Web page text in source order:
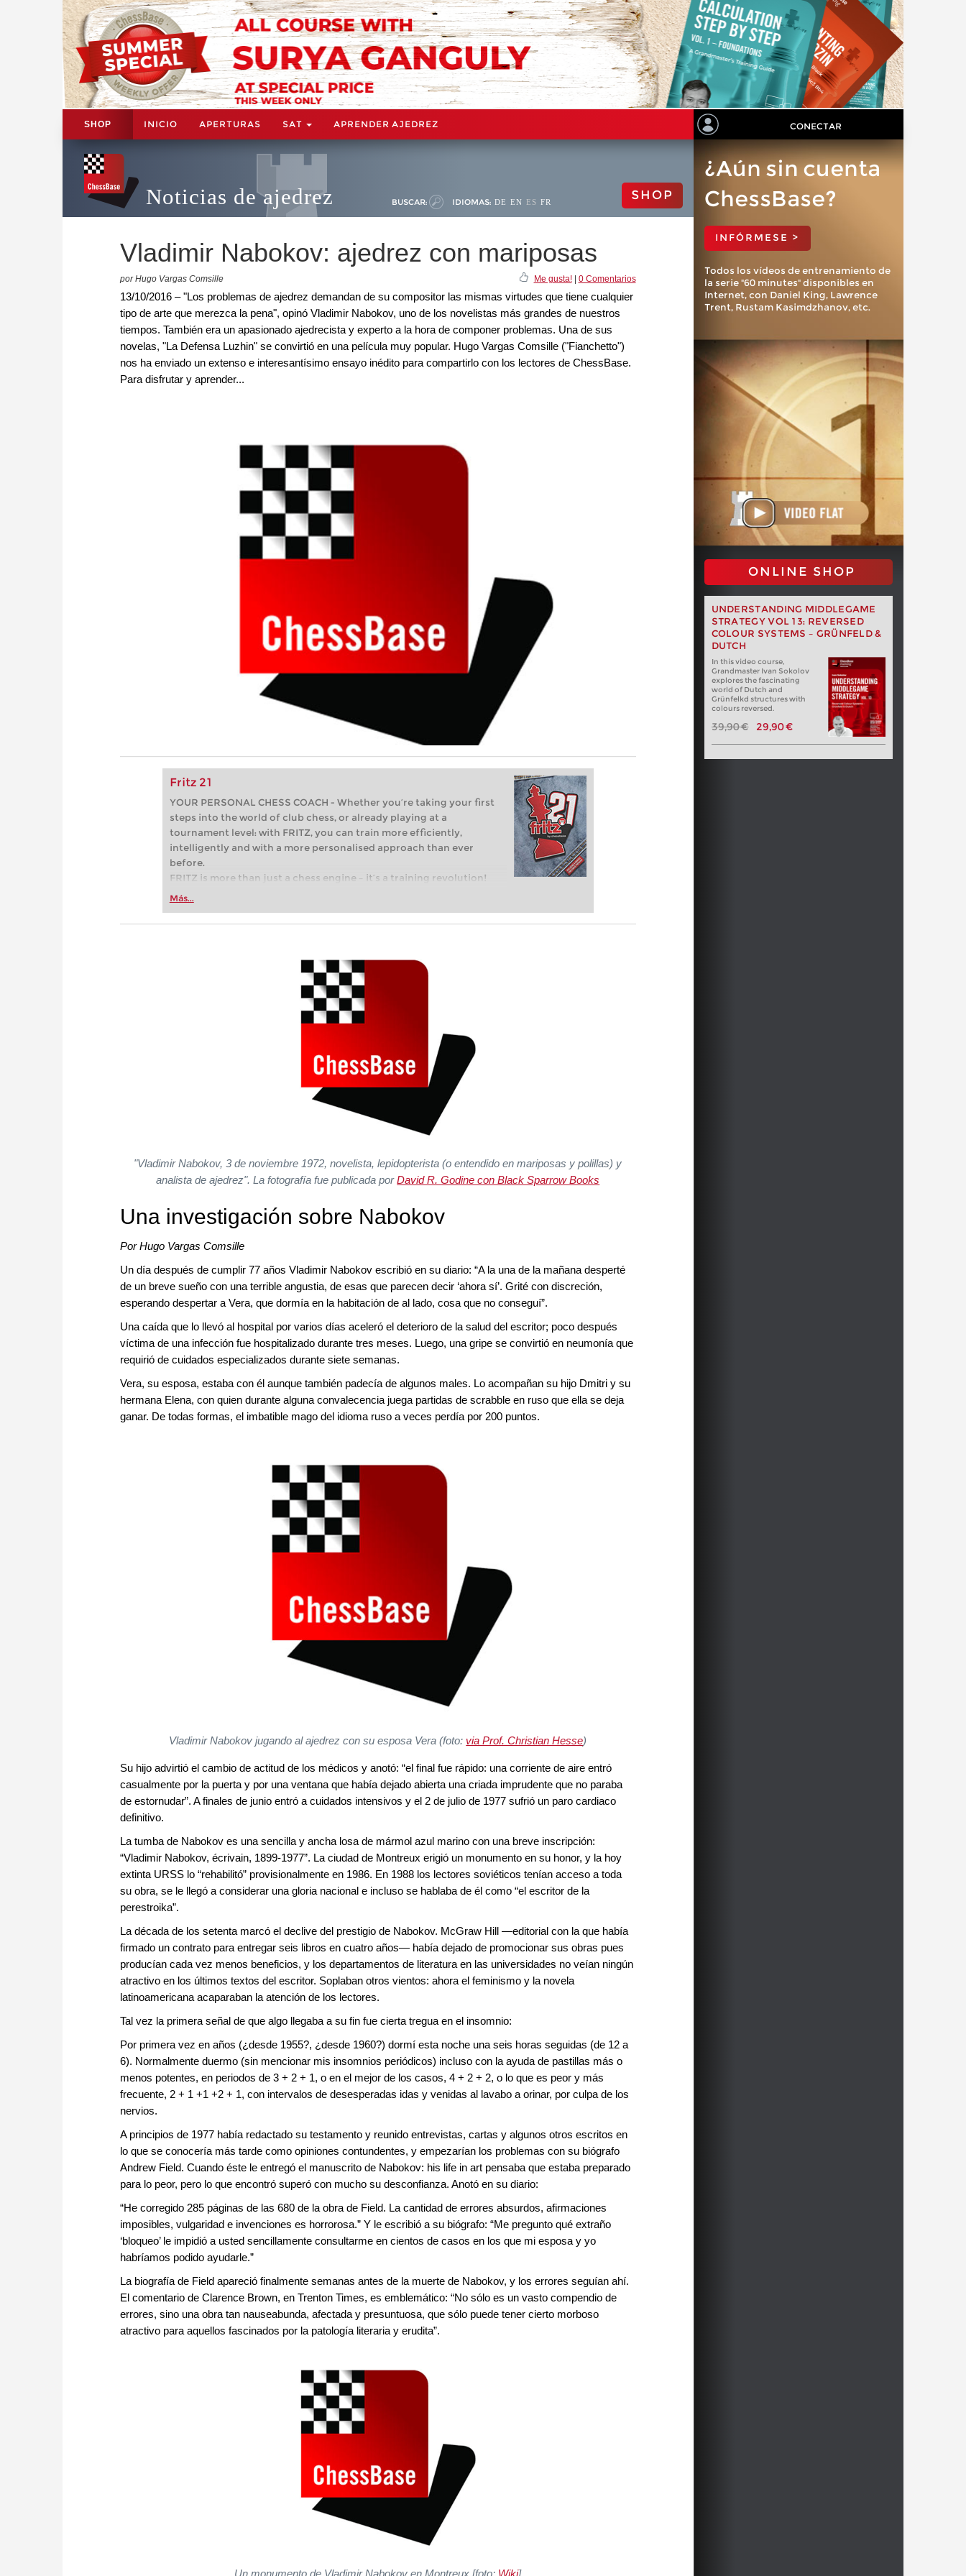
SHOP INICIO APERTURAS SAT APRENDER AJEDREZ CONECTAR
Noticias de ajedrez BUSCAR: IDIOMAS: DE EN ES FR SHOP
Vladimir Nabokov: ajedrez con mariposas
por Hugo Vargas Comsille Me gusta!| 0 Comentarios
13/10/2016 – "Los problemas de ajedrez demandan de su compositor las mismas virtudes que tiene cualquier
tipo de arte que merezca la pena", opinó Vladimir Nabokov, uno de los novelistas más grandes de nuestros
tiempos. También era un apasionado ajedrecista y experto a la hora de componer problemas. Una de sus
novelas, "La Defensa Luzhin" se convirtió en una película muy popular. Hugo Vargas Comsille ("Fianchetto")
nos ha enviado un extenso e interesantísimo ensayo inédito para compartirlo con los lectores de ChessBase.
Para disfrutar y aprender...
Fritz 21
YOUR PERSONAL CHESS COACH - Whether you’re taking your first
steps into the world of club chess, or already playing at a
tournament level: with FRITZ, you can train more efficiently,
intelligently and with a more personalised approach than ever
before.
FRITZ is more than just a chess engine – it’s a training revolution!
Whether you’re taking your first steps into the world of club chess,
more efficiently, intelligently and with a more personalised
Más...
¿Aún sin cuenta
ChessBase?
INFÓRMESE >
Todos los vídeos de entrenamiento de
la serie "60 minutes" disponibles en
Internet, con Daniel King, Lawrence
Trent, Rustam Kasimdzhanov, etc.
ONLINE SHOP
UNDERSTANDING MIDDLEGAME
STRATEGY VOL 13: REVERSED
COLOUR SYSTEMS – GRÜNFELD &
DUTCH
In this video course,
Grandmaster Ivan Sokolov
explores the fascinating
world of Dutch and
Grünfelkd structures with
colours reversed.
39,90 € 29,90 €
"Vladimir Nabokov, 3 de noviembre 1972, novelista, lepidopterista (o entendido en mariposas y polillas) y
analista de ajedrez". La fotografía fue publicada porDavid R. Godine con Black Sparrow Books
Una investigación sobre Nabokov
Por Hugo Vargas Comsille
Un día después de cumplir 77 años Vladimir Nabokov escribió en su diario: “A la una de la mañana desperté
de un breve sueño con una terrible angustia, de esas que parecen decir ‘ahora sí’. Grité con discreción,
esperando despertar a Vera, que dormía en la habitación de al lado, cosa que no conseguí”.
Una caída que lo llevó al hospital por varios días aceleró el deterioro de la salud del escritor; poco después
víctima de una infección fue hospitalizado durante tres meses. Luego, una gripe se convirtió en neumonía que
requirió de cuidados especializados durante siete semanas.
Vera, su esposa, estaba con él aunque también padecía de algunos males. Lo acompañan su hijo Dmitri y su
hermana Elena, con quien durante alguna convalecencia juega partidas de scrabble en ruso que ella se deja
ganar. De todas formas, el imbatible mago del idioma ruso a veces perdía por 200 puntos.
Vladimir Nabokov jugando al ajedrez con su esposa Vera (foto: via Prof. Christian Hesse)
Su hijo advirtió el cambio de actitud de los médicos y anotó: “el final fue rápido: una corriente de aire entró
casualmente por la puerta y por una ventana que había dejado abierta una criada imprudente que no paraba
de estornudar”. A finales de junio entró a cuidados intensivos y el 2 de julio de 1977 sufrió un paro cardiaco
definitivo.
La tumba de Nabokov es una sencilla y ancha losa de mármol azul marino con una breve inscripción:
“Vladimir Nabokov, écrivain, 1899-1977”. La ciudad de Montreux erigió un monumento en su honor, y la hoy
extinta URSS lo “rehabilitó” provisionalmente en 1986. En 1988 los lectores soviéticos tenían acceso a toda
su obra, se le llegó a considerar una gloria nacional e incluso se hablaba de él como “el escritor de la
perestroika”.
La década de los setenta marcó el declive del prestigio de Nabokov. McGraw Hill —editorial con la que había
firmado un contrato para entregar seis libros en cuatro años— había dejado de promocionar sus obras pues
producían cada vez menos beneficios, y los departamentos de literatura en las universidades no veían ningún
atractivo en los últimos textos del escritor. Soplaban otros vientos: ahora el feminismo y la novela
latinoamericana acaparaban la atención de los lectores.
Tal vez la primera señal de que algo llegaba a su fin fue cierta tregua en el insomnio:
Por primera vez en años (¿desde 1955?, ¿desde 1960?) dormí esta noche una seis horas seguidas (de 12 a
6). Normalmente duermo (sin mencionar mis insomnios periódicos) incluso con la ayuda de pastillas más o
menos potentes, en periodos de 3 + 2 + 1, o en el mejor de los casos, 4 + 2 + 2, o lo que es peor y más
frecuente, 2 + 1 +1 +2 + 1, con intervalos de desesperadas idas y venidas al lavabo a orinar, por culpa de los
nervios.
A principios de 1977 había redactado su testamento y reunido entrevistas, cartas y algunos otros escritos en
lo que se conocería más tarde como opiniones contundentes, y empezarían los problemas con su biógrafo
Andrew Field. Cuando éste le entregó el manuscrito de Nabokov: his life in art pensaba que estaba preparado
para lo peor, pero lo que encontró superó con mucho su desconfianza. Anotó en su diario:
“He corregido 285 páginas de las 680 de la obra de Field. La cantidad de errores absurdos, afirmaciones
imposibles, vulgaridad e invenciones es horrorosa.” Y le escribió a su biógrafo: “Me pregunto qué extraño
‘bloqueo’ le impidió a usted sencillamente consultarme en cientos de casos en los que mi esposa y yo
habríamos podido ayudarle.”
La biografía de Field apareció finalmente semanas antes de la muerte de Nabokov, y los errores seguían ahí.
El comentario de Clarence Brown, en Trenton Times, es emblemático: “No sólo es un vasto compendio de
errores, sino una obra tan nauseabunda, afectada y presuntuosa, que sólo puede tener cierto morboso
atractivo para aquellos fascinados por la patología literaria y erudita”.
Un monumento de Vladimir Nabokov en Montreux [foto: Wiki]